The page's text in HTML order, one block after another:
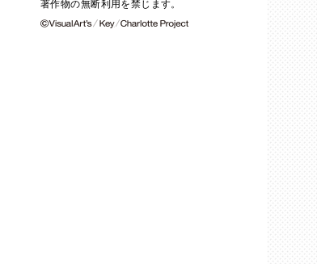
著作物の無断利用を禁じます。